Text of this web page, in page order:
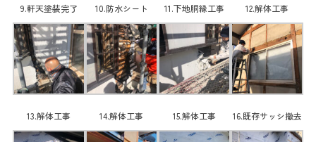
9.軒天塗装完了 10.防水シート 11.下地胴縁工事 12.解体工事
13.解体工事 14.解体工事 15.解体工事 16.既存サッシ撤去